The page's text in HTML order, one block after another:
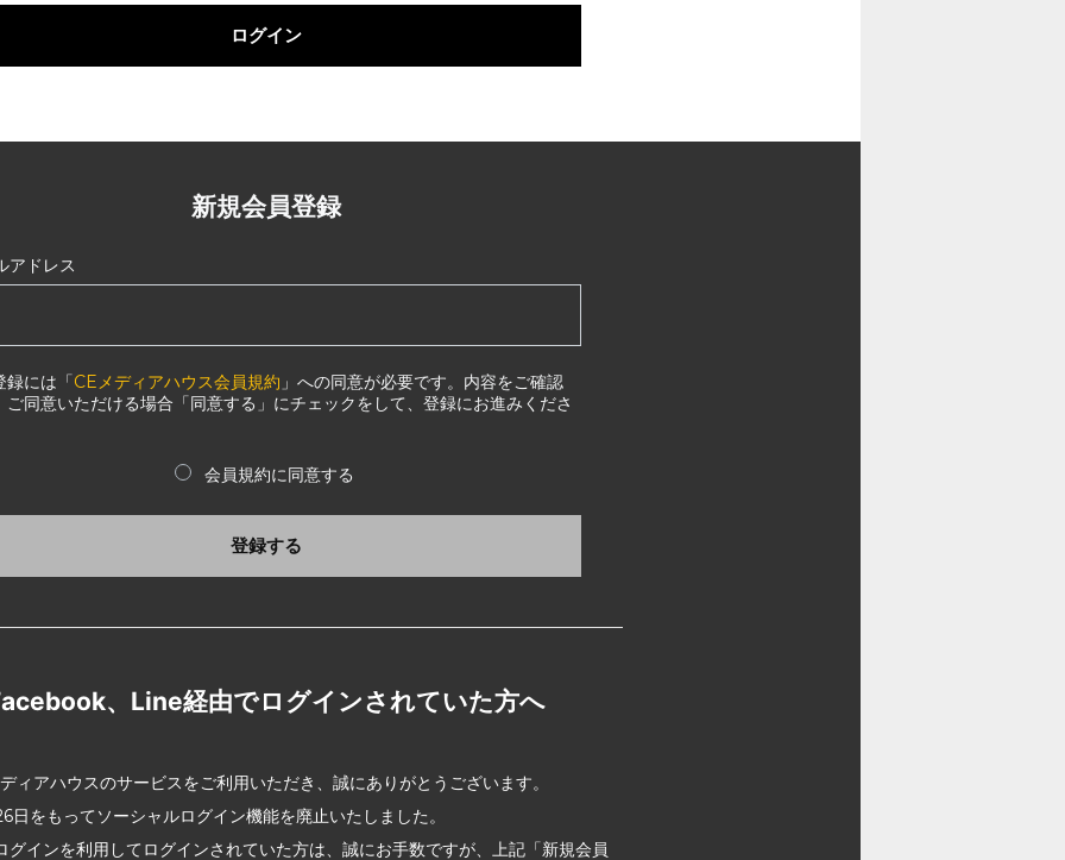
ログイン
新規会員登録
アドレス
録には「CEメディアハウス会員規約 」への同意が必要です。内容をご確認
ご同意いただける場合「同意する」にチェックをして、登録にお進みくださ
会員規約に同意する
登録する
、Line経由でログインされていた方へ
ィアハウスのサービスをご利用いただき、誠にありがとうございます。
日をもってソーシャルログイン機能を廃止いたしました。
グインを利用してログインされていた方は、誠にお手数ですが、上記「新規会員